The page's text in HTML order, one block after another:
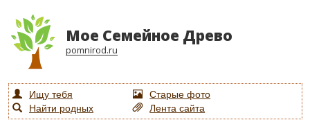
Мое Семейное Древо
pomnirod.ru
Ищу тебя
Старые фото
Найти родных
Лента сайта